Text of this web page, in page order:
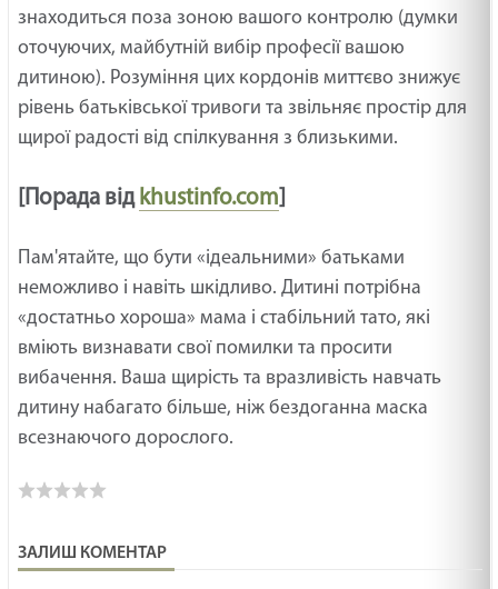
знаходиться поза зоною вашого контролю (думки
оточуючих, майбутній вибір професії вашою
дитиною). Розуміння цих кордонів миттєво знижує
рівень батьківської тривоги та звільняє простір для
щирої радості від спілкування з близькими.
[Порада від khustinfo.com]
Пам'ятайте, що бути «ідеальними» батьками
неможливо і навіть шкідливо. Дитині потрібна
«достатньо хороша» мама і стабільний тато, які
вміють визнавати свої помилки та просити
вибачення. Ваша щирість та вразливість навчать
дитину набагато більше, ніж бездоганна маска
всезнаючого дорослого.
ЗАЛИШ КОМЕНТАР